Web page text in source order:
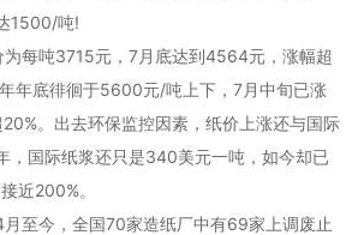
1500/吨!
每吨3715元，7月底达到4564元，涨幅超
年底徘徊于5600元/吨上下，7月中旬已涨
。出去环保监控因素，纸价上涨还与国际
，国际纸浆还只是340美元一吨，如今却已
近200%。
今，全国70家造纸厂中有69家上调废止